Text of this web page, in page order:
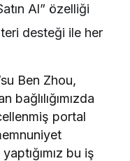
Al” özelliği
desteği ile her
Ben Zhou,
portal
bu iş